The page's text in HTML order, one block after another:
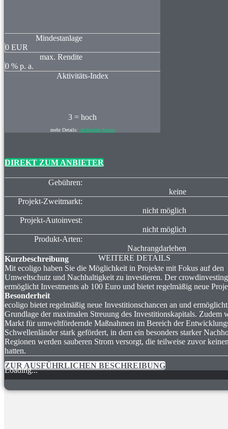
Mindestanlage
0 EUR
max. Rendite
0 % p. a.
Aktivitäts-Index
3 = hoch
mehr Details: Aktivitäts-Index
DIREKT ZUM ANBIETER
Gebühren:
keine
Projekt-Zweitmarkt:
nicht möglich
Projekt-Autoinvest:
nicht möglich
Produkt-Arten:
Nachrangdarlehen
WEITERE DETAILS
Kurzbeschreibung
Mit ecoligo haben Sie die Möglichkeit in Projekte mit Fokus auf den
Umweltschutz und Nachhaltigkeit zu investieren. Der
ermöglicht Investments ab 100 Euro und bietet regelmäßig neue
Besonderheit
ecoligo bietet regelmäßig neue Investitionschancen an und
Grundlage der maximalen Streuung des Investitionskapitals. Zudem
Markt für umweltfördernde Maßnahmen im Bereich der
Schwellenländer stark gefördert, in dem ein besonders starker
Regionen werden sauberen Strom versorgt, die teilweise zuvor
hatten.
ZUR AUSFÜHRLICHEN BESCHREIBUNG
Loading...